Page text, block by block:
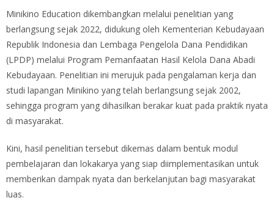
Minikino Education dikembangkan melalui penelitian yang
berlangsung sejak 2022, didukung oleh Kementerian Kebudayaan
Republik Indonesia dan Lembaga Pengelola Dana Pendidikan
(LPDP) melalui Program Pemanfaatan Hasil Kelola Dana Abadi
Kebudayaan. Penelitian ini merujuk pada pengalaman kerja dan
studi lapangan Minikino yang telah berlangsung sejak 2002,
sehingga program yang dihasilkan berakar kuat pada praktik nyata
di masyarakat.
Kini, hasil penelitian tersebut dikemas dalam bentuk modul
pembelajaran dan lokakarya yang siap diimplementasikan untuk
memberikan dampak nyata dan berkelanjutan bagi masyarakat
luas.